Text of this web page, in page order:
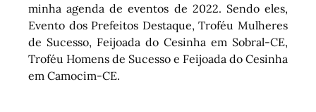
minha agenda de eventos de 2022. Sendo eles,
Evento dos Prefeitos Destaque, Troféu Mulheres
de Sucesso, Feijoada do Cesinha em Sobral-CE,
Troféu Homens de Sucesso e Feijoada do Cesinha
em Camocim-CE.